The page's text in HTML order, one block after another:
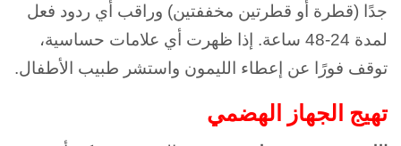
جدًا (قطرة أو قطرتين مخففتين) وراقب أي ردود فعل
لمدة 24-48 ساعة. إذا ظهرت أي علامات حساسية،
توقف فورًا عن إعطاء الليمون واستشر طبيب الأطفال.
تهيج الجهاز الهضمي